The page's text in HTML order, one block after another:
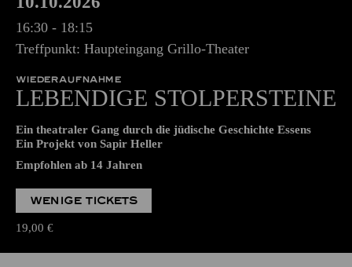
SCHAUSPIEL ESSEN
Samstag
10.10.2026
16:30 - 18:15
Treffpunkt: Haupteingang Grillo-Theater
WIEDERAUFNAHME
LEBENDIGE STOLPER­STEINE
Ein Projekt von Sapir Heller
Empfohlen ab 14 Jahren